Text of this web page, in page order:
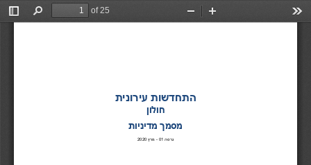
Toggle
Find
of 25
Zoom
התחדשות עירונית
חולון
מסמך מדיניות
גרסה 01 מרץ 2020